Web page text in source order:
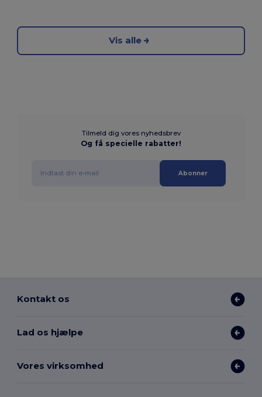
Vis alle
Tilmeld dig vores nyhedsbrev
Og få specielle rabatter!
Abonner
Kontakt os
Lad os hjælpe
Vores virksomhed